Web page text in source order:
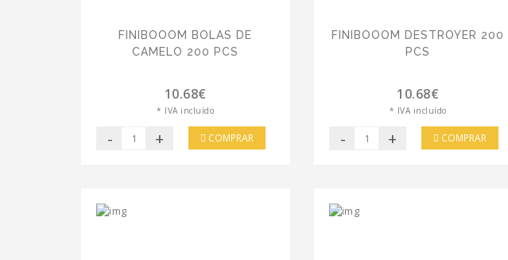
FINIBOOOM BOLAS DE
CAMELO 200 PCS
10.68€
* IVA incluído
- + COMPRAR
FINIBOOOM DESTROYER 200
PCS
10.68€
* IVA incluído
- + COMPRAR